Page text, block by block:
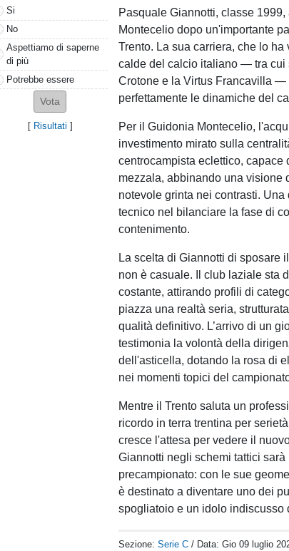
Si
No
Aspettiamo di saperne
di più
Potrebbe essere
[ Risultati ]
Pasquale Giannotti, classe
Montecelio dopo un'importante
Trento. La sua carriera, che lo
calde del calcio italiano — tra cui
Crotone e la Virtus Francavilla
perfettamente le dinamiche del
Per il Guidonia Montecelio,
investimento mirato sulla
centrocampista eclettico,
mezzala, abbinando una visione
notevole grinta nei contrasti.
tecnico nel bilanciare la fase di
contenimento.
La scelta di Giannotti di sposare
non è casuale. Il club laziale sta
costante, attirando profili di
piazza una realtà seria,
qualità definitivo. L’arrivo di un
testimonia la volontà della
dell'asticella, dotando la rosa di
nei momenti topici del
Mentre il Trento saluta un
ricordo in terra trentina per
cresce l'attesa per vedere il
Giannotti negli schemi tattici
precampionato: con le sue
è destinato a diventare uno dei
spogliatoio e un idolo indiscusso
Sezione:Serie C / Data:Gio 09 luglio